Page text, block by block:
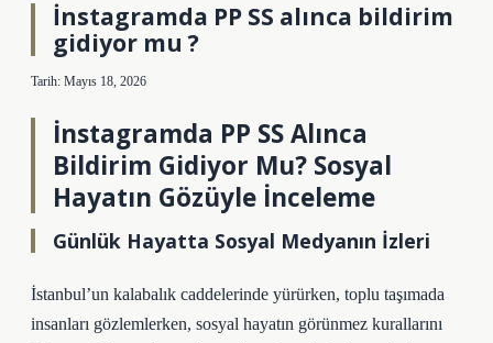
İnstagramda PP SS alınca bildirim
gidiyor mu ?
Tarih: Mayıs 18, 2026
İnstagramda PP SS Alınca
Bildirim Gidiyor Mu? Sosyal
Hayatın Gözüyle İnceleme
Günlük Hayatta Sosyal Medyanın İzleri
İstanbul’un kalabalık caddelerinde yürürken, toplu taşımada
insanları gözlemlerken, sosyal hayatın görünmez kurallarını